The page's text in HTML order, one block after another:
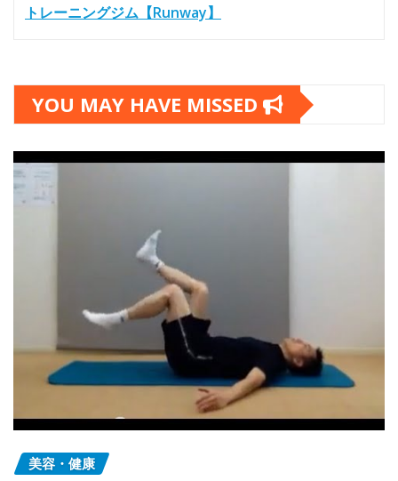
トレーニングジム【Runway】
YOU MAY HAVE MISSED
美容・健康